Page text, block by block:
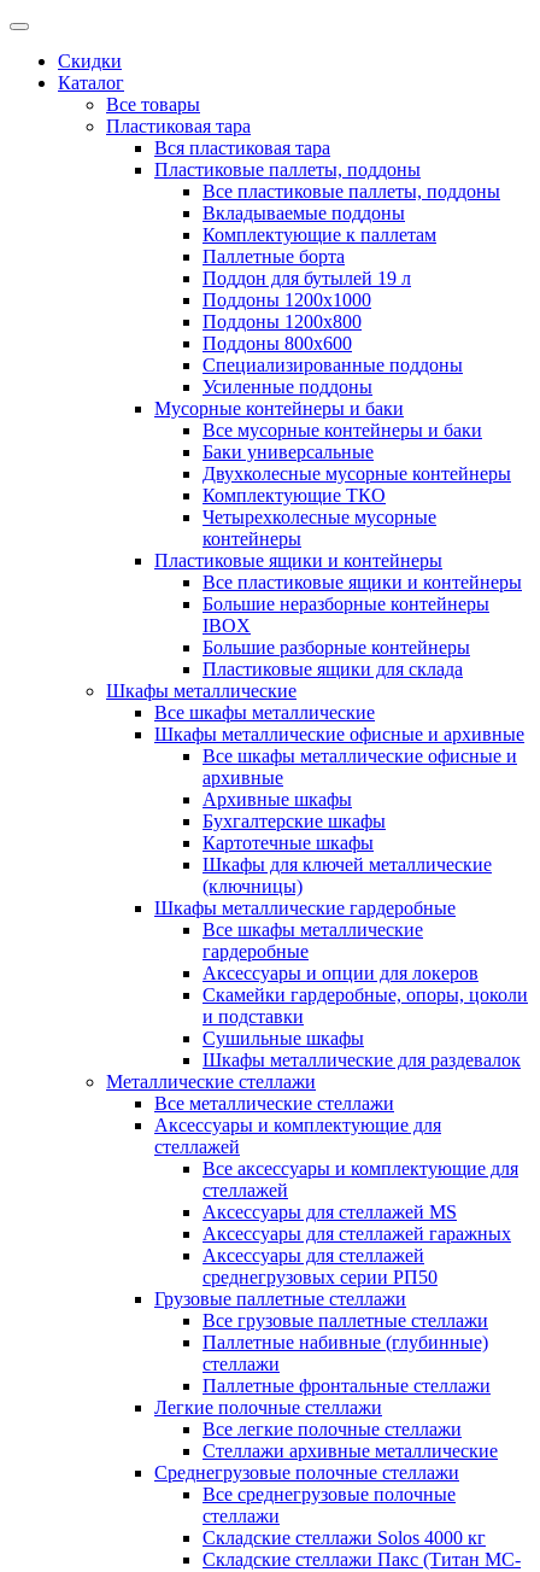
Скидки
Каталог
Все товары
Пластиковая тара
Вся пластиковая тара
Пластиковые паллеты, поддоны
Все пластиковые паллеты, поддоны
Вкладываемые поддоны
Комплектующие к паллетам
Паллетные борта
Поддон для бутылей 19 л
Поддоны 1200х1000
Поддоны 1200х800
Поддоны 800х600
Специализированные поддоны
Усиленные поддоны
Мусорные контейнеры и баки
Все мусорные контейнеры и баки
Баки универсальные
Двухколесные мусорные контейнеры
Комплектующие ТКО
Четырехколесные мусорные
контейнеры
Пластиковые ящики и контейнеры
Все пластиковые ящики и контейнеры
Большие неразборные контейнеры
IBOX
Большие разборные контейнеры
Пластиковые ящики для склада
Шкафы металлические
Все шкафы металлические
Шкафы металлические офисные и архивные
Все шкафы металлические офисные и
архивные
Архивные шкафы
Бухгалтерские шкафы
Картотечные шкафы
Шкафы для ключей металлические
(ключницы)
Шкафы металлические гардеробные
Все шкафы металлические
гардеробные
Аксессуары и опции для локеров
Скамейки гардеробные, опоры, цоколи
и подставки
Сушильные шкафы
Шкафы металлические для раздевалок
Металлические стеллажи
Все металлические стеллажи
Аксессуары и комплектующие для
стеллажей
Все аксессуары и комплектующие для
стеллажей
Аксессуары для стеллажей MS
Аксессуары для стеллажей гаражных
Аксессуары для стеллажей
среднегрузовых серии РП50
Грузовые паллетные стеллажи
Все грузовые паллетные стеллажи
Паллетные набивные (глубинные)
стеллажи
Паллетные фронтальные стеллажи
Легкие полочные стеллажи
Все легкие полочные стеллажи
Стеллажи архивные металлические
Среднегрузовые полочные стеллажи
Все среднегрузовые полочные
стеллажи
Складские стеллажи Solos 4000 кг
Складские стеллажи Пакс (Титан МС-